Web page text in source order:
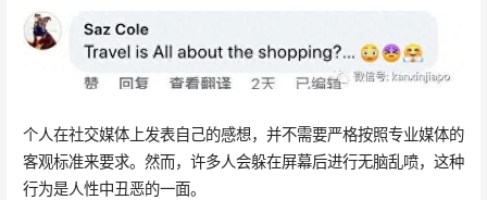
个人在社交媒体上发表自己的感想，并不需要严格按照专业媒体的
客观标准来要求。然而，许多人会躲在屏幕后进行无脑乱喷，这种
行为是人性中丑恶的一面。